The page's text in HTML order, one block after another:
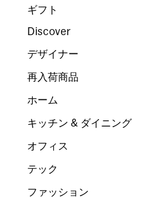
ギフト
Discover
デザイナー
再入荷商品
ホーム
キッチン & ダイニング
オフィス
テック
ファッション